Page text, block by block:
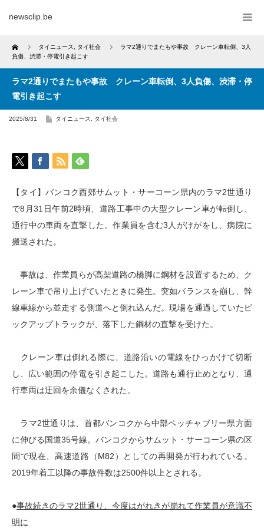
newsclip.be
Home タイニュース タイ社会
ラマ2通りでまたもや事故 クレーン車転倒、3人
負傷、渋滞・停電引き起こす
ラマ2通りでまたもや事故 クレーン車転倒、3人負傷、渋滞・停
電引き起こす
2025/8/31 タイニュース タイ社会
【タイ】バンコク西郊サムット・サーコーン県内のラマ2世通り
で8月31日午前2時頃、道路工事中の大型クレーン車が転倒し、
通行中の車両を直撃した。作業員を含む3人がけがをし、病院に
搬送された。
事故は、作業員らが高架道路の橋脚に鋼材を設置するため、ク
レーン車で吊り上げていたときに発生。突如バランスを崩し、幹
線車線から並走する側道へと倒れ込んだ。現場を通過していたピ
ックアップトラックが、落下した鋼材の直撃を受けた。
クレーン車は倒れる際に、道路沿いの電線をひっかけて切断
し、広い範囲の停電を引き起こした。道路も通行止めとなり、通
行車両は迂回を余儀なくされた。
ラマ2世通りは、首都バンコクから中部ペッチャブリー県方面
に伸びる国道35号線。バンコクからサムット・サーコーン県の区
間で現在、高速道路（M82）としての再開発が行われている。
2019年着工以降の事故件数は2500件以上とされる。
●事故続きのラマ2世通り、今度はがれきが崩れて作業員が意識不
明に